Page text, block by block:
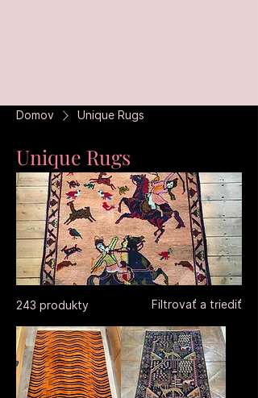
Domov Unique Rugs
Unique Rugs
243 produkty Filtrovať a triediť